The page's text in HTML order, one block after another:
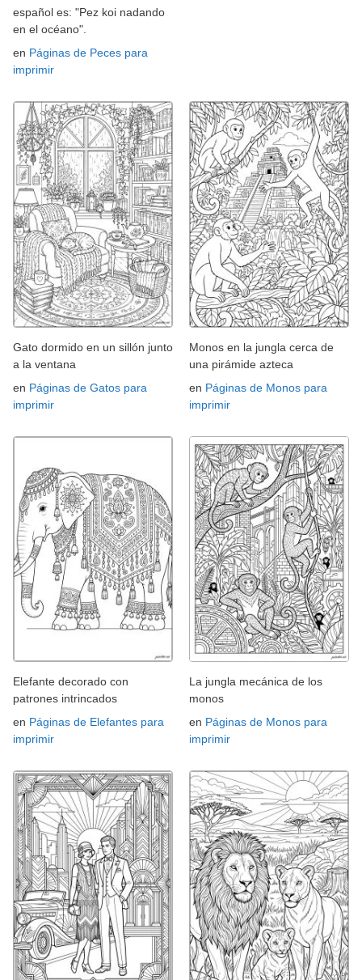
español es: "Pez koi nadando
en el océano".
en Páginas de Peces para
imprimir
Gato dormido en un sillón junto
a la ventana
en Páginas de Gatos para
imprimir
Monos en la jungla cerca de
una pirámide azteca
en Páginas de Monos para
imprimir
Elefante decorado con
patrones intrincados
en Páginas de Elefantes para
imprimir
La jungla mecánica de los
monos
en Páginas de Monos para
imprimir